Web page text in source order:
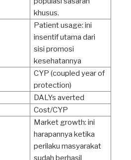
khusus.
Patient usage: ini
insentif utama dari
sisi promosi
kesehatannya
CYP (coupled year of
protection)
DALYs averted
Cost/CYP
Market growth: ini
harapannya ketika
perilaku masyarakat
sudah berhasil